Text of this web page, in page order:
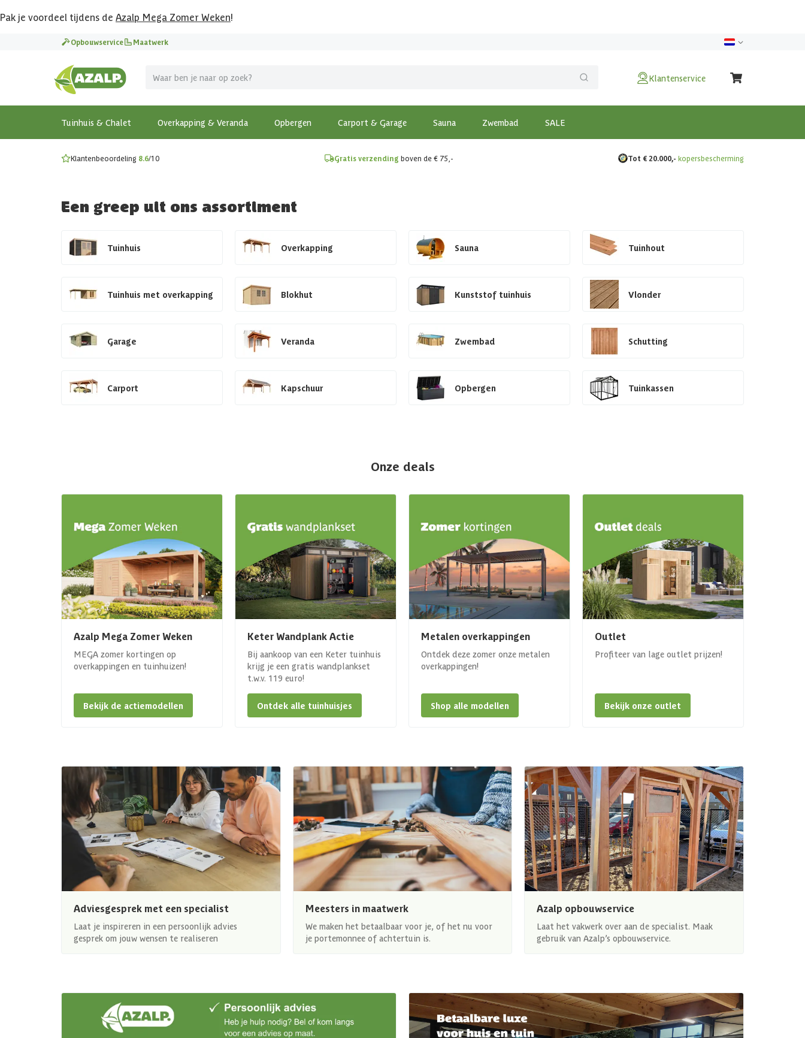
Pak je voordeel tijdens de Azalp Mega Zomer Weken!
Opbouwservice Maatwerk
Klantenservice
Tuinhuis & Chalet Overkapping & Veranda Opbergen Carport & Garage Sauna Zwembad SALE
Vier vakantie in je tuin
MEGA zomer kortingen op overkappingen en tuinhuizen!
Bekijk de actiemodellen
Gratis wandplankset
Ontdek onze metalen overkappingen
Klantenbeoordeling 8.6/10 Gratis verzending boven de € 75,- Tot € 20.000,- kopersbescherming
Een greep uit ons assortiment
Tuinhuis Overkapping Sauna Tuinhout
Tuinhuis met overkapping Blokhut Kunststof tuinhuis Vlonder
Garage Veranda Zwembad Schutting
Carport Kapschuur Opbergen Tuinkassen
Onze deals
Azalp Mega Zomer Weken
MEGA zomer kortingen op
overkappingen en tuinhuizen!
Bekijk de actiemodellen
Keter Wandplank Actie
Bij aankoop van een Keter tuinhuis
krijg je een gratis wandplankset
t.w.v. 119 euro!
Ontdek alle tuinhuisjes
Metalen overkappingen
Ontdek deze zomer onze metalen
overkappingen!
Shop alle modellen
Outlet
Profiteer van lage outlet prijzen!
Bekijk onze outlet
Adviesgesprek met een specialist
Laat je inspireren in een persoonlijk advies
gesprek om jouw wensen te realiseren
Meesters in maatwerk
We maken het betaalbaar voor je, of het nu voor
je portemonnee of achtertuin is.
Azalp opbouwservice
Laat het vakwerk over aan de specialist. Maak
gebruik van Azalp’s opbouwservice.